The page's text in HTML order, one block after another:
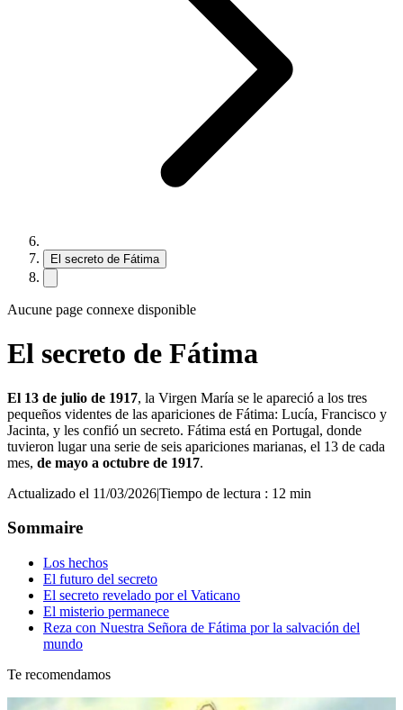
El secreto de Fátima
Aucune page connexe disponible
El secreto de Fátima
El 13 de julio de 1917, la Virgen María se le apareció a los tres
pequeños videntes de las apariciones de Fátima: Lucía, Francisco y
Jacinta, y les confió un secreto. Fátima está en Portugal, donde
tuvieron lugar una serie de seis apariciones marianas, el 13 de cada
mes, de mayo a octubre de 1917.
Actualizado el 11/03/2026|Tiempo de lectura : 12 min
Sommaire
Los hechos
El futuro del secreto
El secreto revelado por el Vaticano
El misterio permanece
Reza con Nuestra Señora de Fátima por la salvación del
mundo
Te recomendamos